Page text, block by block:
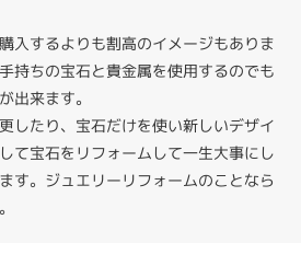
入するよりも割高のイメージもありま
持ちの宝石と貴金属を使用するのでも
出来ます。
したり、宝石だけを使い新しいデザイ
て宝石をリフォームして一生大事にし
す。ジュエリーリフォームのことなら